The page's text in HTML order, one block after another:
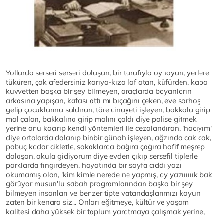
Yollarda serseri serseri dolaşan, bir tarafıyla oynayan, yerlere
tüküren, çok afedersiniz karıya-kıza laf atan, küfürden, kaba
kuvvetten başka bir şey bilmeyen, araçlarda bayanların
arkasına yapışan, kafası attı mı bıçağını çeken, eve sarhoş
gelip çocuklarına saldıran, töre cinayeti işleyen, bakkala girip
mal çalan, bakkalına girip malını çaldı diye polise gitmek
yerine onu kaçırıp kendi yöntemleri ile cezalandıran, 'hacıyım'
diye ortalarda dolanıp binbir günah işleyen, ağzında cak cak,
pabuç kadar cikletle, sokaklarda bağıra çağıra hafif meşrep
dolaşan, okula gidiyorum diye evden çıkıp sersefil tiplerle
parklarda fingirdeyen, hayatında bir sayfa ciddi yazı
okumamış olan, 'kim kimle nerede ne yapmış, ay yazıııııık bak
görüyor musun'lu sabah programlarından başka bir şey
bilmeyen insanları ve benzer tipte vatandaşlarımızı koyun
zaten bir kenara siz... Onları eğitmeye, kültür ve yaşam
kalitesi daha yüksek bir toplum yaratmaya çalışmak yerine,